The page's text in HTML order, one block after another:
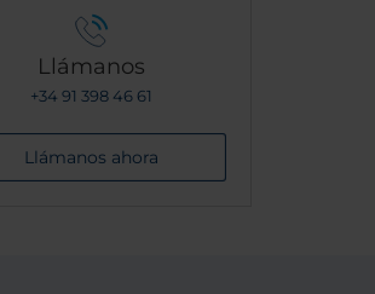
Llámanos
+34 91 398 46 61
Llámanos ahora